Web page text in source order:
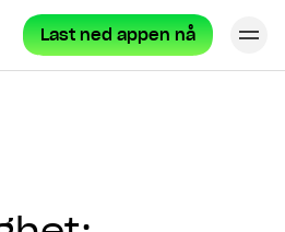
Last ned appen nå